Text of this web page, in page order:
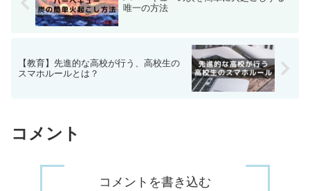
唯一の方法
【教育】先進的な高校が行う、高校生の
スマホルールとは？
コメント
コメントを書き込む